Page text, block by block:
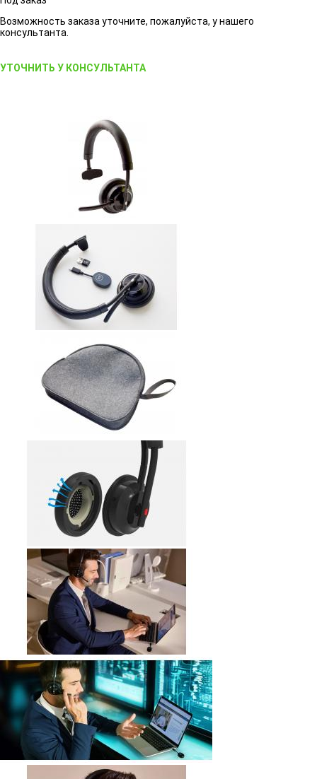
Возможность заказа уточните, пожалуйста, у нашего
консультанта.
УТОЧНИТЬ У КОНСУЛЬТАНТА